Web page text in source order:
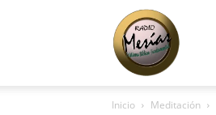
Radio
Mesías
Inicio Meditación